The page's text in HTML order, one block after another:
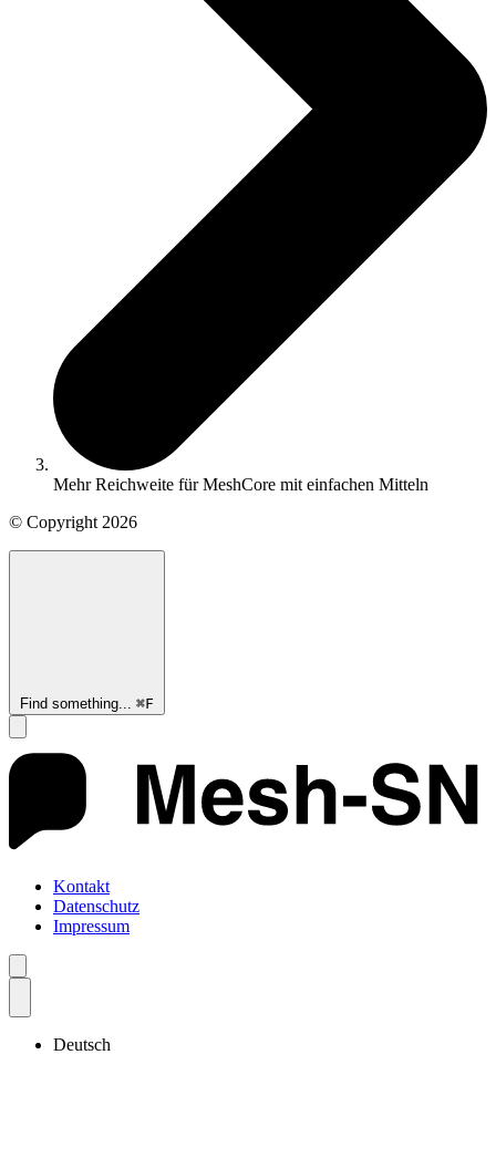
Mehr Reichweite für MeshCore mit einfachen Mitteln
© Copyright 2026
Find something... ⌘F
Kontakt
Datenschutz
Impressum
Deutsch